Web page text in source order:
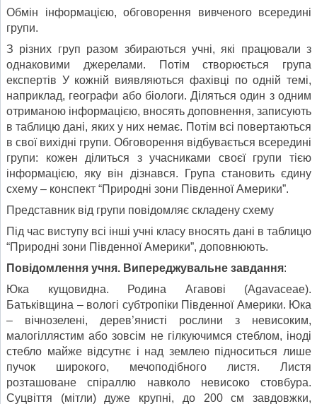
Обмін інформацією, обговорення вивченого всередині
групи.
З різних груп разом збираються учні, які працювали з
однаковими джерелами. Потім створюється група
експертів У кожній виявляються фахівці по одній темі,
наприклад, географи або біологи. Діляться один з одним
отриманою інформацією, вносять доповнення, записують
в таблицю дані, яких у них немає. Потім всі повертаються
в свої вихідні групи. Обговорення відбувається всередині
групи: кожен ділиться з учасниками своєї групи тією
інформацією, яку він дізнався. Група становить єдину
схему – конспект “Природні зони Південної Америки”.
Представник від групи повідомляє складену схему
Під час виступу всі інші учні класу вносять дані в таблицю
“Природні зони Південної Америки”, доповнюють.
Повідомлення учня. Випереджувальне завдання:
Юка кущовидна. Родина Агавові (Agavaceae).
Батьківщина – вологі субтропіки Південної Америки. Юка
– вічнозелені, дерев’янисті рослини з невисоким,
малогіллястим або зовсім не гілкуючимся стеблом, іноді
стебло майже відсутнє і над землею підноситься лише
пучок широкого, мечоподібного листя. Листя
розташоване спіраллю навколо невисоко стовбура.
Суцвіття (мітли) дуже крупні, до 200 см завдовжки,